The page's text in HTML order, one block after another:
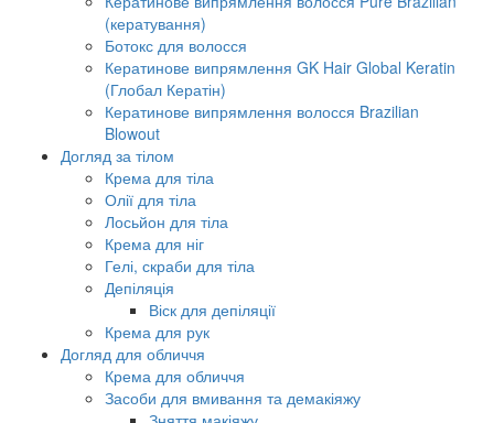
(кератування)
Ботокс для волосся
Кератинове випрямлення GK Hair Global Keratin
(Глобал Кератін)
Кератинове випрямлення волосся Brazilian
Blowout
Догляд за тілом
Крема для тіла
Олії для тіла
Лосьйон для тіла
Крема для ніг
Гелі, скраби для тіла
Депіляція
Віск для депіляції
Крема для рук
Догляд для обличчя
Крема для обличчя
Засоби для вмивання та демакіяжу